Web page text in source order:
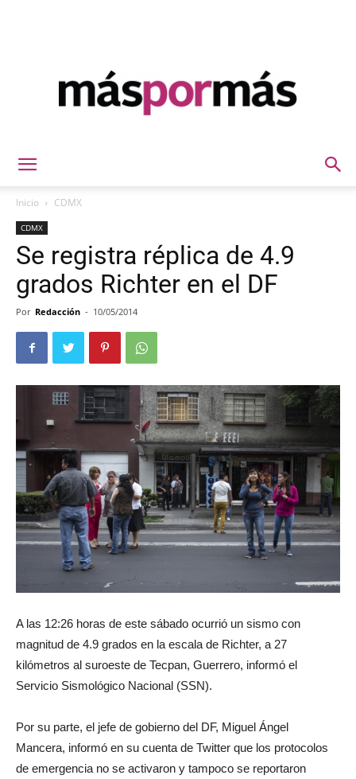
Inicio CDMX
CDMX
Se registra réplica de 4.9
grados Richter en el DF
Por Redacción - 10/05/2014
A las 12:26 horas de este sábado ocurrió un sismo con
magnitud de 4.9 grados en la escala de Richter, a 27
kilómetros al suroeste de Tecpan, Guerrero, informó el
Servicio Sismológico Nacional (SSN).
Por su parte, el jefe de gobierno del DF, Miguel Ángel
Mancera, informó en su cuenta de Twitter que los protocolos
de emergencia no se activaron y tampoco se reportaron